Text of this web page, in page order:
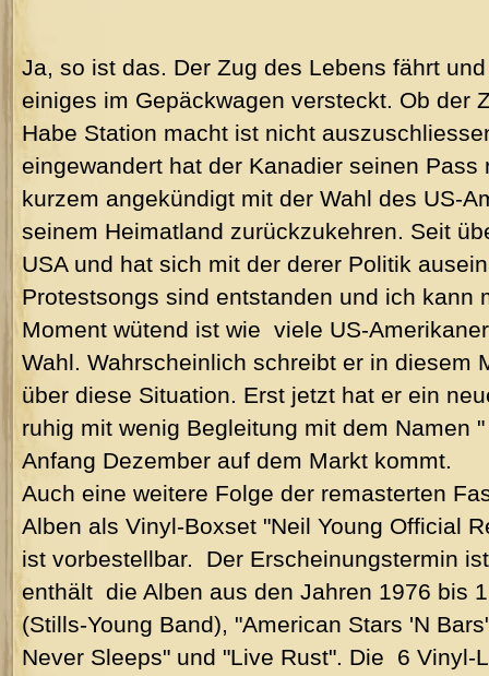
Ja, so ist das. Der Zug des Lebens fährt
einiges im Gepäckwagen versteckt. Ob der
Habe Station macht ist nicht
eingewandert hat der Kanadier seinen
kurzem angekündigt mit der Wahl des US-
seinem Heimatland zurückzukehren. Seit
USA und hat sich mit der derer Politik
Protestsongs sind entstanden und ich kann
Moment wütend ist wie viele US-
Wahl. Wahrscheinlich schreibt er in diesem
über diese Situation. Erst jetzt hat er ein
ruhig mit wenig Begleitung mit dem Namen
Anfang Dezember auf dem Markt kommt.
Auch eine weitere Folge der remasterten
Alben als Vinyl-Boxset "Neil Young Official
ist vorbestellbar. Der Erschei­nungs­termin
enthält die Alben aus den Jahren 1976 bis
(Stills-Young Band), "American Stars 'N
Never Sleeps" und "Live Rust". Die 6 Vinyl-